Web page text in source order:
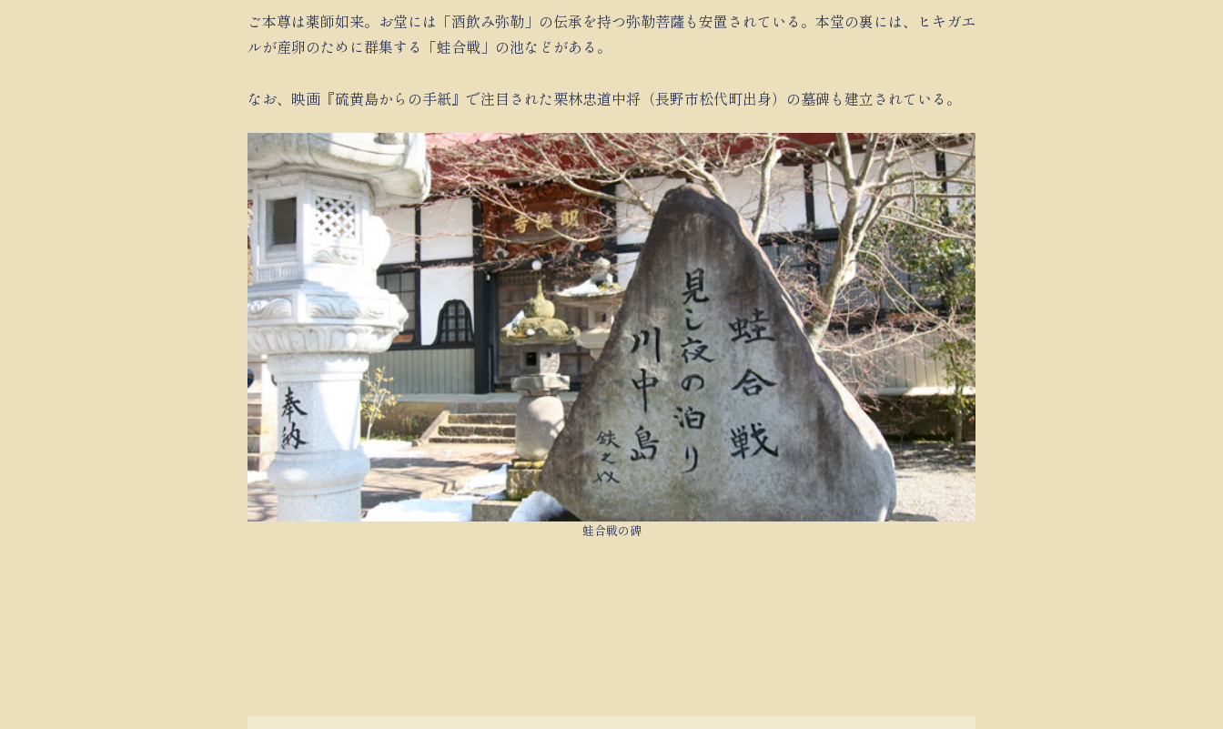
ご本尊は薬師如来。お堂には「酒飲み弥勒」の伝承を持つ弥勒菩薩も安置されている。本堂の裏には、ヒキガエ
ルが産卵のために群集する「蛙合戦」の池などがある。
なお、映画『硫黄島からの手紙』で注目された栗林忠道中将（長野市松代町出身）の墓碑も建立されている。
蛙合戦の碑